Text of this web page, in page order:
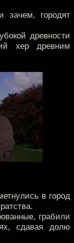
зачем, городят
древности
хер древним
в город
грабили
сдавая долю